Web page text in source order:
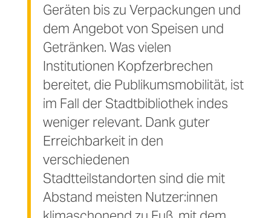
Geräten bis zu Verpackungen und
dem Angebot von Speisen und
Getränken. Was vielen
Institutionen Kopfzerbrechen
bereitet, die Publikumsmobilität, ist
im Fall der Stadtbibliothek indes
weniger relevant. Dank guter
Erreichbarkeit in den
verschiedenen
Stadtteilstandorten sind die mit
Abstand meisten Nutzer:innen